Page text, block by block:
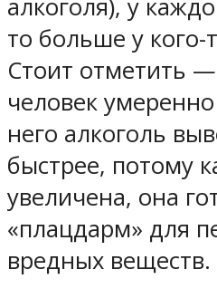
алкоголя), у
то больше у
Стоит отметить
человек
него алкоголь
быстрее, потому
увеличена, она
«плацдарм» для
вредных веществ.